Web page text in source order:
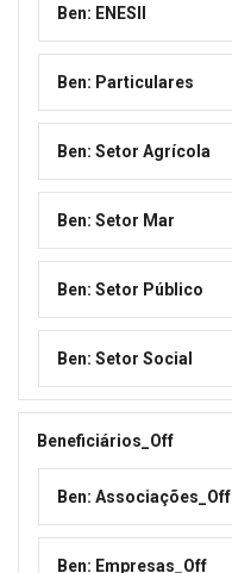
Ben: ENESII
Ben: Particulares
Ben: Setor Agrícola
Ben: Setor Mar
Ben: Setor Público
Ben: Setor Social
Beneficiários_Off
Ben: Associações_Off
Ben: Empresas_Off